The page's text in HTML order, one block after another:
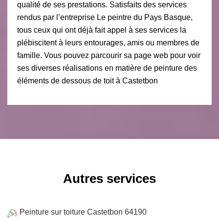
qualité de ses prestations. Satisfaits des services
rendus par l’entreprise Le peintre du Pays Basque,
tous ceux qui ont déjà fait appel à ses services la
plébiscitent à leurs entourages, amis ou membres de
famille. Vous pouvez parcourir sa page web pour voir
ses diverses réalisations en matière de peinture des
éléments de dessous de toit à Castetbon
Autres services
Peinture sur toiture Castetbon 64190